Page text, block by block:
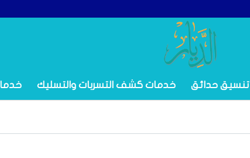
تنسيق حدائق خدمات كشف التسربات والتسليك